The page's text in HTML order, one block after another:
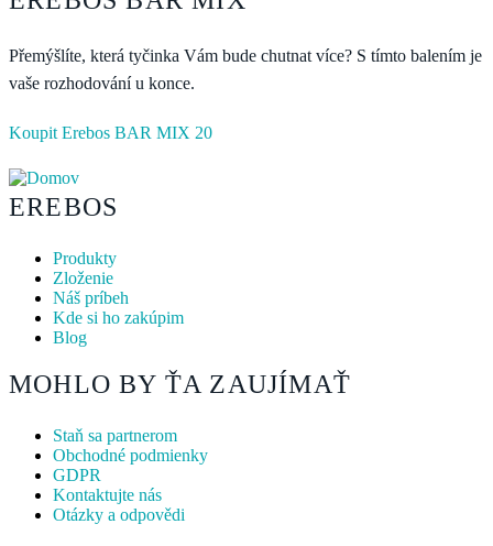
Přemýšlíte, která tyčinka Vám bude chutnat více? S tímto balením je
vaše rozhodování u konce.
Koupit Erebos BAR MIX 20
EREBOS
Produkty
Zloženie
Náš príbeh
Kde si ho zakúpim
Blog
MOHLO BY ŤA ZAUJÍMAŤ
Staň sa partnerom
Obchodné podmienky
GDPR
Kontaktujte nás
Otázky a odpovědi